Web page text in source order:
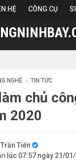
HỆ CÔNG CỤ
NGHỆ TIN TỨC
chủ
2020
Trần Tiến
lúc 07:57 ngày 21/